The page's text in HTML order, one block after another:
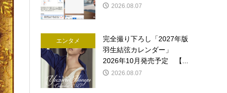
2026.08.07
エンタメ
完全撮り下ろし「2027年版
羽生結弦カレンダー」
2026年10月発売予定 【...
2026.08.07